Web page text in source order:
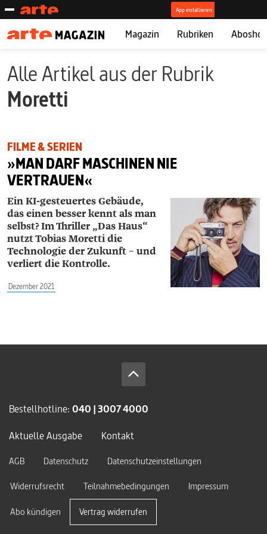
Magazin Rubriken
Alle Artikel aus der Rubrik
Moretti
FILME & SERIEN
»MAN DARF MASCHINEN NIE
VERTRAUEN«
Ein KI-gesteuertes Gebäude,
das einen besser kennt als man
selbst? Im Thriller „Das Haus“
nutzt Tobias Moretti die
Technologie der Zukunft – und
verliert die Kontrolle.
Dezember 2021
Bestellhotline: 040 | 3007 4000
Aktuelle Ausgabe
Kontakt
AGB Datenschutz
Datenschutzeinstellungen
Widerrufsrecht
Teilnahmebedingungen Impressum
Abo kündigen Vertrag widerrufen